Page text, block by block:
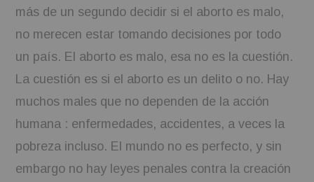
más de un segundo decidir si el aborto es malo,
no merecen estar tomando decisiones por todo
un país. El aborto es malo, esa no es la cuestión.
La cuestión es si el aborto es un delito o no. Hay
muchos males que no dependen de la acción
humana : enfermedades, accidentes, a veces la
pobreza incluso. El mundo no es perfecto, y sin
embargo no hay leyes penales contra la creación